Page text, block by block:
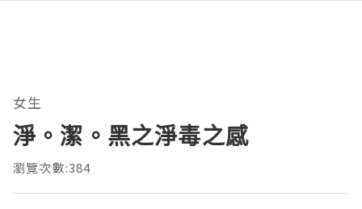
女生
淨。潔。黑之淨毒之感
瀏覽次數:384